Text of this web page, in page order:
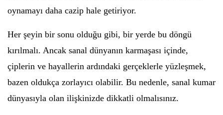
oynamayı daha cazip hale getiriyor.
Her şeyin bir sonu olduğu gibi, bir yerde bu döngü
kırılmalı. Ancak sanal dünyanın karmaşası içinde,
çiplerin ve hayallerin ardındaki gerçeklerle yüzleşmek,
bazen oldukça zorlayıcı olabilir. Bu nedenle, sanal kumar
dünyasıyla olan ilişkinizde dikkatli olmalısınız.